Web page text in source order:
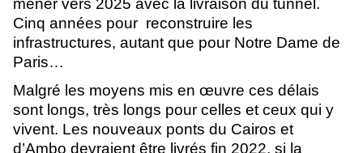
mener vers 2025 avec la livraison du tunnel.
Cinq années pour  reconstruire les
infrastructures, autant que pour Notre Dame de
Paris…
Malgré les moyens mis en œuvre ces délais
sont longs, très longs pour celles et ceux qui y
vivent. Les nouveaux ponts du Cairos et
d’Ambo devraient être livrés fin 2022, si la